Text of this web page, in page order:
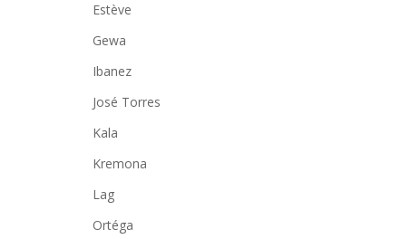
Estève
Gewa
Ibanez
José Torres
Kala
Kremona
Lag
Ortéga